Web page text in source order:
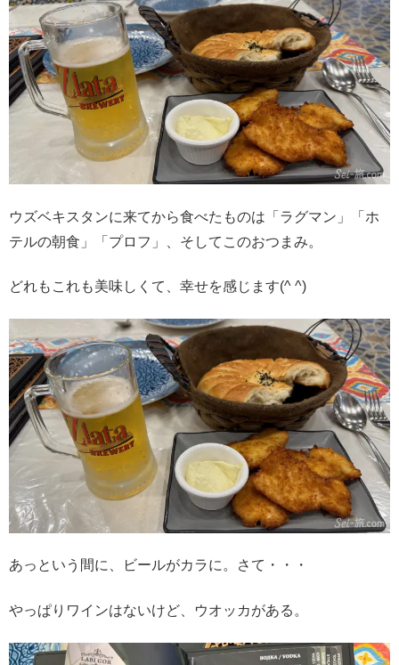
ウズベキスタンに来てから食べたものは「ラグマン」「ホ
テルの朝食」「プロフ」、そしてこのおつまみ。
どれもこれも美味しくて、幸せを感じます(^ ^)
あっという間に、ビールがカラに。さて・・・
やっぱりワインはないけど、ウオッカがある。